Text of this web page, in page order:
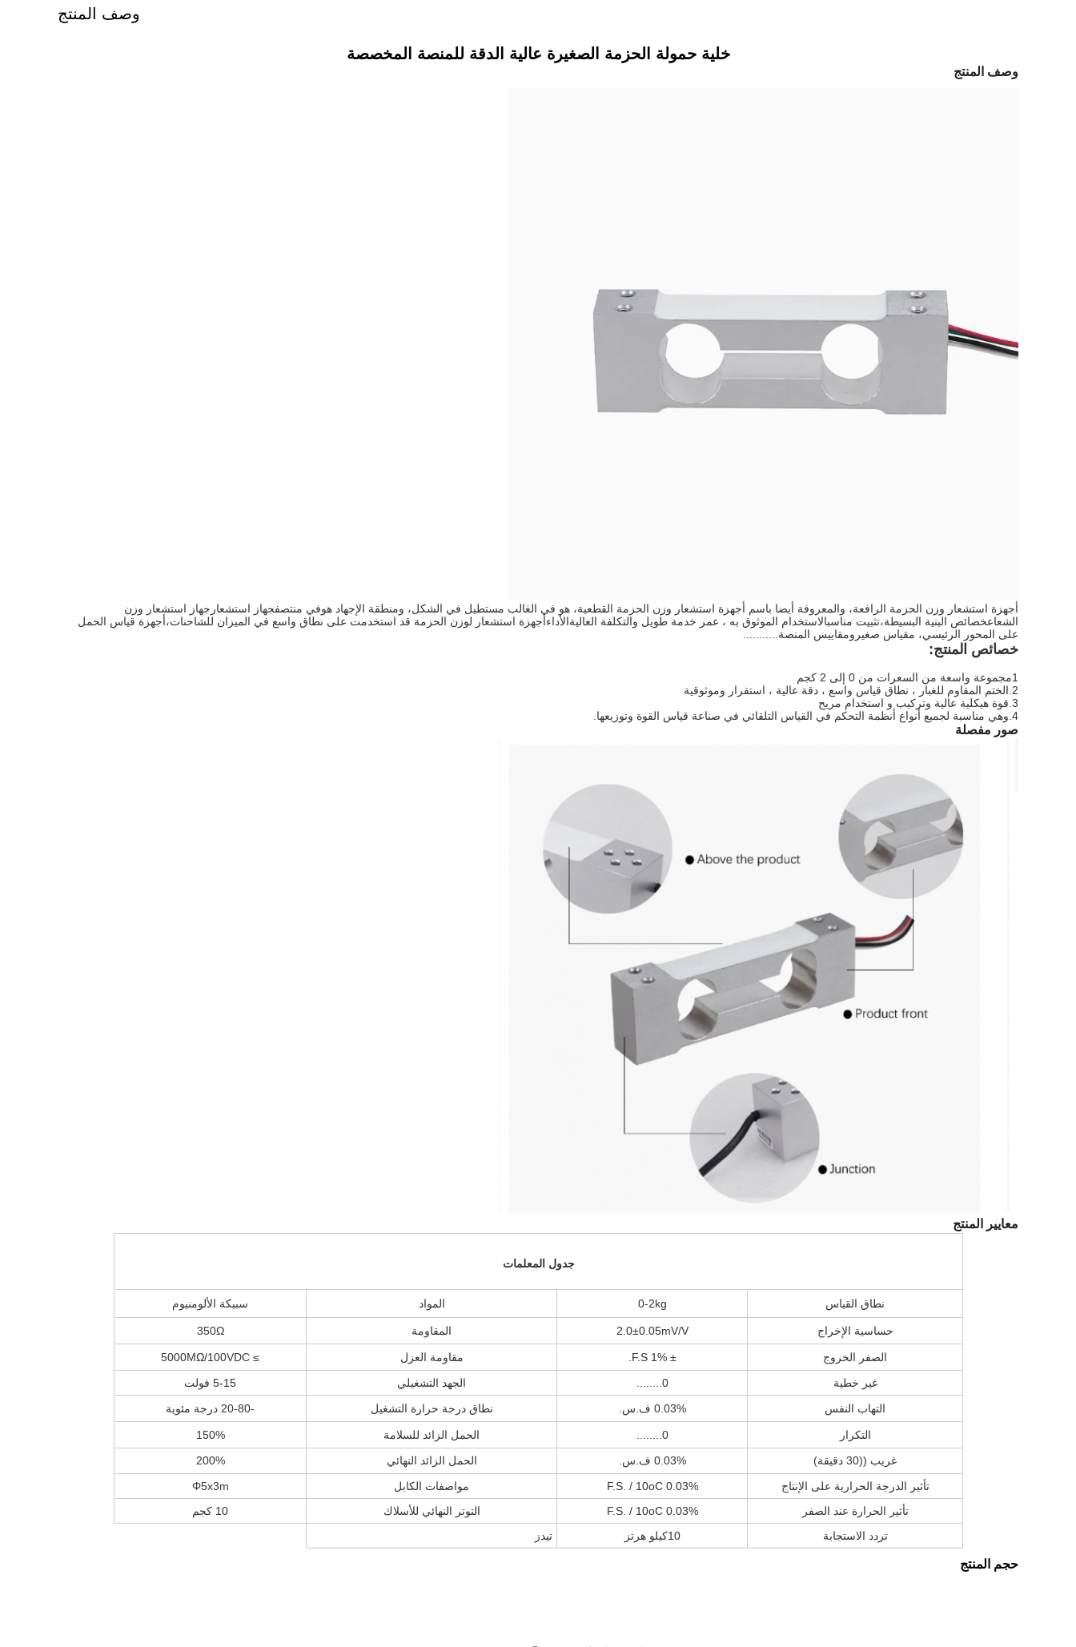
وصف المنتج
خلية حمولة الحزمة الصغيرة عالية الدقة للمنصة المخصصة
وصف المنتج
أجهزة استشعار وزن الحزمة الرافعة، والمعروفة أيضا باسم أجهزة استشعار وزن الحزمة القطعية، هو في الغالب مستطيل في الشكل، ومنطقة الإجهاد هوفي منتصفجهاز استشعار جهاز استشعار وزن
الشعاعخصائص البنية البسيطة،تثبيت مناسبالاستخدام الموثوق به ، عمر خدمة طويل والتكلفة العاليةالأداءأجهزة استشعار لوزن الحزمة قد استخدمت على نطاق واسع في الميزان للشاحنات،أجهزة قياس الحمل
على المحور الرئيسي، مقياس صغير ومقاييس المنصة...........
خصائص المنتج:
1مجموعة واسعة من السعرات من 0 إلى 2 كجم
2. الختم المقاوم للغبار ، نطاق قياس واسع ، دقة عالية ، استقرار وموثوقية
3. قوة هيكلية عالية وتركيب و استخدام مريح
4. وهي مناسبة لجميع أنواع أنظمة التحكم في القياس التلقائي في صناعة قياس القوة وتوزيعها.
صور مفصلة
معايير المنتج
جدول المعلمات
نطاق القياس 0-2kg المواد سبيكة الألومنيوم
حساسية الإخراج 2.0±0.05mV/V المقاومة 350Ω
الصفر الخروج ± 1% F.S. مقاومة العزل
≥ 5000MΩ/100VDC
غير خطية
0........ الجهد التشغيلي
5-15 فولت
التهاب النفس
0.03% ف.س. نطاق درجة حرارة التشغيل -20-80 درجة مئوية
التكرار 0........ الحمل الزائد للسلامة
150%
غريب ((30 دقيقة)
0.03% ف.س. الحمل الزائد النهائي
200%
تأثير الدرجة الحرارية على الإنتاج
0.03% F.S. / 10oC مواصفات الكابل
Φ5x3m
تأثير الحرارة عند الصفر
0.03% F.S. / 10oC التوتر النهائي للأسلاك
10 كجم
تردد الاستجابة
10كيلو هرتز تيدز
حجم المنتج